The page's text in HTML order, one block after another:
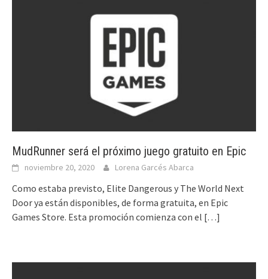
MudRunner será el próximo juego gratuito en Epic
noviembre 20, 2020 Lorena Garcés Abarca
Como estaba previsto, Elite Dangerous y The World Next
Door ya están disponibles, de forma gratuita, en Epic
Games Store. Esta promoción comienza con el […]